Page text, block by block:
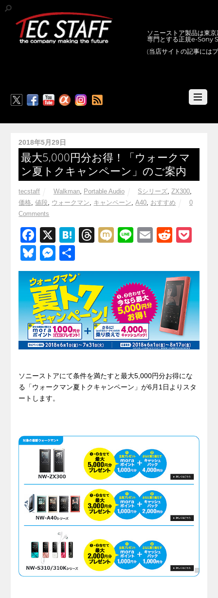
ソニーストア製品は東
専門とする正規e-Sony
(当店サイトの記事には
2018年5月29日
最大5,000円分お得！「ウォークマ
ン夏トクキャンペーン」のご案内
tecstaff Walkman, Portable Audio Sシリーズ,ZX300,
価格,値段, ウォークマン, キャンペーン,A40, おすすめ
0
Comments
F
a
c
e
b
o
o
k
X
H
e
n
a
T
e
a
d
s
M
Li
e
E
ail
R
d
di
t
ck
et
Bl
u
e
sk
y
M
e
ss
e
n
g
er
有
ソニーストアにて条件を満たすと最大5,000円分お得にな
る「ウォークマン夏トクキャンペーン」が6月1日よりスタ
ートします。